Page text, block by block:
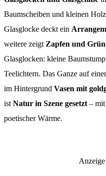
Baumscheiben und kleinen
Glasglocke deckt ein
weitere zeigt Zapfen und
Glasglocken: kleine
Teelichtern. Das Ganze auf
im Hintergrund Vasen mit
ist Natur in Szene gesetzt – mit
poetischer Wärme.
Anzeige